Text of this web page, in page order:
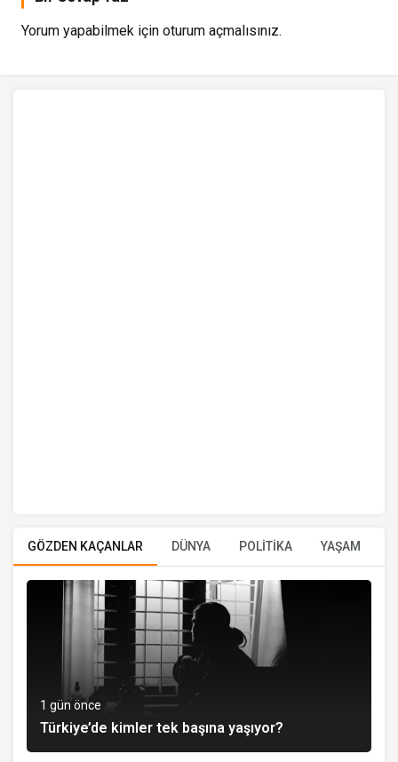
Yorum yapabilmek için oturum açmalısınız.
GÖZDEN KAÇANLAR DÜNYA POLİTİKA YAŞAM
1 gün önce
Türkiye’de kimler tek başına yaşıyor?